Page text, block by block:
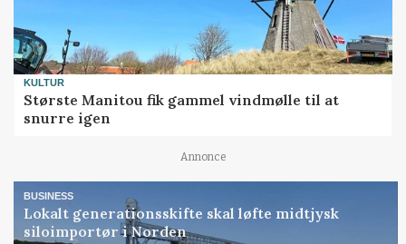
KULTUR
Største Manitou fik gammel vindmølle til at
snurre igen
Annonce
BUSINESS
Lokalt generationsskifte skal løfte midtjysk
siloimportør i Norden